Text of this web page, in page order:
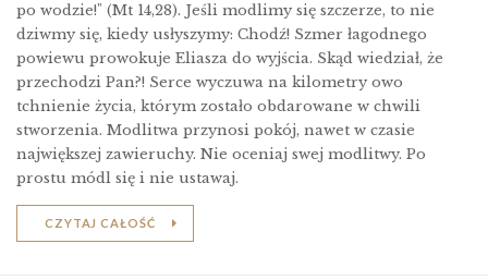
po wodzie!" (Mt 14,28). Jeśli modlimy się szczerze, to nie
dziwmy się, kiedy usłyszymy: Chodź! Szmer łagodnego
powiewu prowokuje Eliasza do wyjścia. Skąd wiedział, że
przechodzi Pan?! Serce wyczuwa na kilometry owo
tchnienie życia, którym zostało obdarowane w chwili
stworzenia. Modlitwa przynosi pokój, nawet w czasie
największej zawieruchy. Nie oceniaj swej modlitwy. Po
prostu módl się i nie ustawaj.
CZYTAJ CAŁOŚĆ